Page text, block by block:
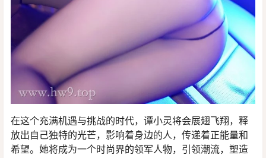
在这个充满机遇与挑战的时代，谭小灵将会展翅飞翔，释
放出自己独特的光芒，影响着身边的人，传递着正能量和
希望。她将成为一个时尚界的领军人物，引领潮流，塑造